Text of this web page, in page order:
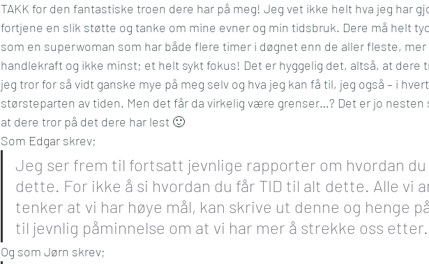
TAKK for den fantastiske troen dere har på meg! Jeg vet ikke helt hva jeg har
fortjene en slik støtte og tanke om mine evner og min tidsbruk. Dere må helt
som en superwoman som har både flere timer i døgnet enn de aller fleste, mer
handlekraft og ikke minst; et helt sykt fokus! Det er hyggelig det, altså, at dere
jeg tror for så vidt ganske mye på meg selv og hva jeg kan få til, jeg også – i
størsteparten av tiden. Men det får da virkelig være grenser…? Det er jo nesten
at dere tror på det dere har lest 🙂
Som Edgar skrev;
Jeg ser frem til fortsatt jevnlige rapporter om hvordan
dette. For ikke å si hvordan du får TID til alt dette. Alle vi
tenker at vi har høye mål, kan skrive ut denne og henge
til jevnlig påminnelse om at vi har mer å strekke oss etter.
Og som Jørn skrev;